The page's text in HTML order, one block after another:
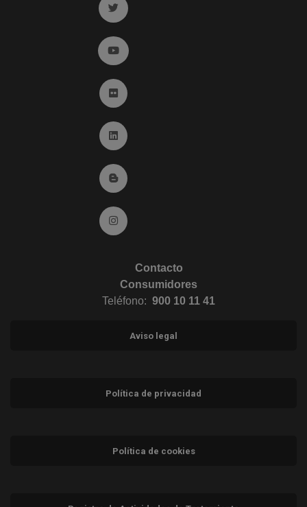
Ir a twitter (abre en ventana nueva)
Ir a YouTube (abre en ventana nueva)
Ir a Flickr (abre en ventana nueva)
Ir a Linkedin (abre en ventana nueva)
Ir al Blog (abre en ventana nueva)
Ir a Instagram (abre en ventana nueva)
Contacto
Consumidores
Teléfono: 900 10 11 41
Aviso legal
Política de privacidad
Política de cookies